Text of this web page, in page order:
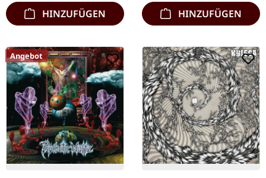
HINZUFÜGEN HINZUFÜGEN
Angebot